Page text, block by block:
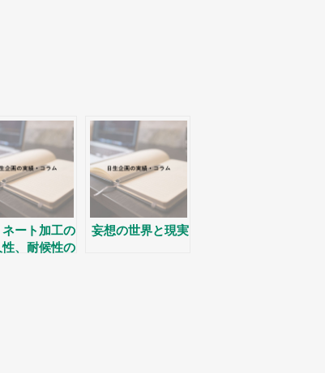
ネート加工の
、耐候性の
妄想の世界と現実